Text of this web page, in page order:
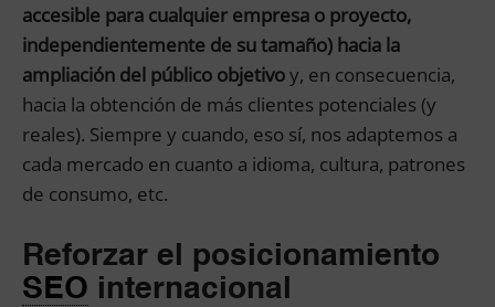
accesible para cualquier empresa o proyecto,
independientemente de su tamaño) hacia la
ampliación del público objetivoy, en consecuencia,
hacia la obtención de más clientes potenciales (y
reales). Siempre y cuando, eso sí, nos adaptemos a
cada mercado en cuanto a idioma, cultura, patrones
de consumo, etc.
Reforzar el posicionamiento
SEO internacional